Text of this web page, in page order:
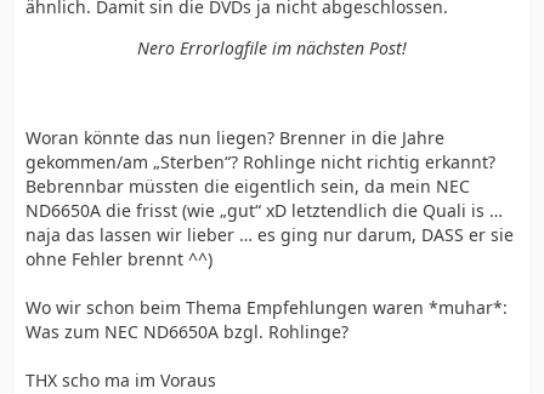
ähnlich. Damit sin die DVDs ja nicht abgeschlossen.
Nero Errorlogfile im nächsten Post!
Woran könnte das nun liegen? Brenner in die Jahre
gekommen/am „Sterben“? Rohlinge nicht richtig erkannt?
Bebrennbar müssten die eigentlich sein, da mein NEC
ND6650A die frisst (wie „gut“ xD letztendlich die Quali is …
naja das lassen wir lieber … es ging nur darum, DASS er sie
ohne Fehler brennt ^^)
Wo wir schon beim Thema Empfehlungen waren *muhar*:
Was zum NEC ND6650A bzgl. Rohlinge?
THX scho ma im Voraus